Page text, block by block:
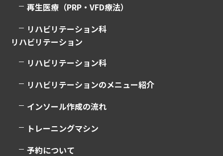
再生医療（PRP・VFD療法）
リハビリテーション科
リハビリテーション
リハビリテーション科
リハビリテーションのメニュー紹介
インソール作成の流れ
トレーニングマシン
予約について